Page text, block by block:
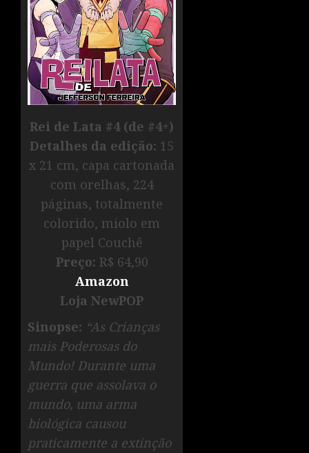
Rei de Lata #4 (de #4+)
Detalhes da edição: 15
x 21 cm, capa cartonada
com orelhas, 224
páginas, totalmente
colorido, miolo em
papel Couchê
Preço: R$ 64,90
Amazon
Loja NewPOP
Sinopse: “As Crianças
mais Poderosas do
Mundo! Durante uma
guerra que assolava o
mundo, uma arma
biológica causou
praticamente a extinção